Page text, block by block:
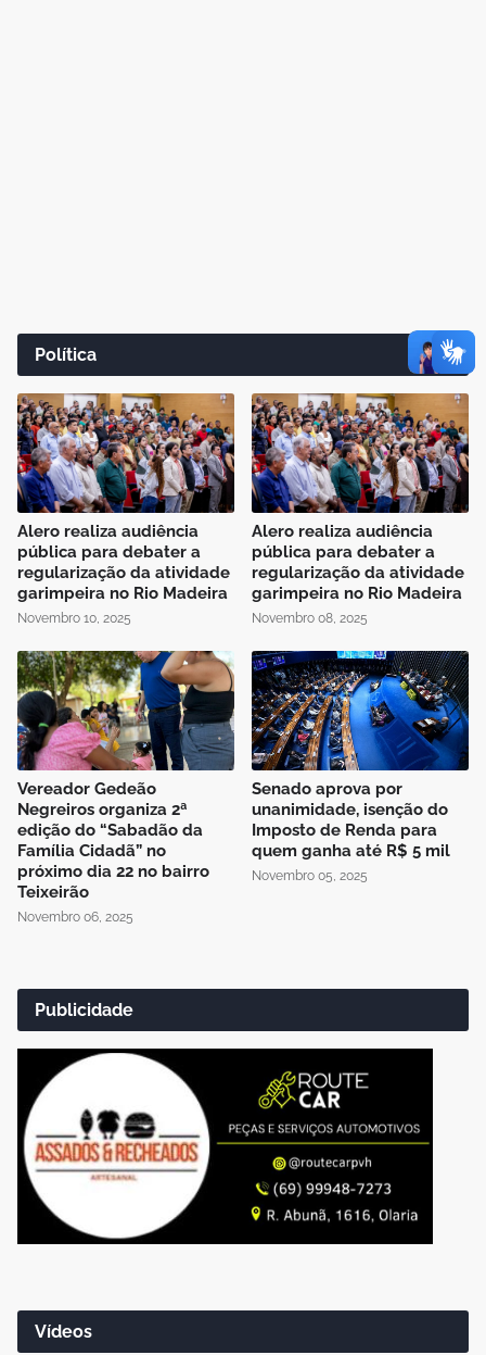
Política
Alero realiza audiência
pública para debater a
regularização da atividade
garimpeira no Rio Madeira
Novembro 10, 2025
Alero realiza audiência
pública para debater a
regularização da atividade
garimpeira no Rio Madeira
Novembro 08, 2025
Vereador Gedeão
Negreiros organiza 2ª
edição do “Sabadão da
Família Cidadã” no
próximo dia 22 no bairro
Teixeirão
Novembro 06, 2025
Senado aprova por
unanimidade, isenção do
Imposto de Renda para
quem ganha até R$ 5 mil
Novembro 05, 2025
Publicidade
Vídeos